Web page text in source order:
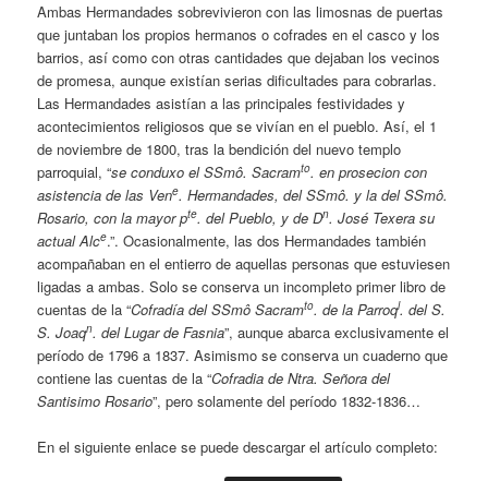
Ambas Hermandades sobrevivieron con las limosnas de puertas
que juntaban los propios hermanos o cofrades en el casco y los
barrios, así como con otras cantidades que dejaban los vecinos
de promesa, aunque existían serias dificultades para cobrarlas.
Las Hermandades asistían a las principales festividades y
acontecimientos religiosos que se vivían en el pueblo. Así, el 1
de noviembre de 1800, tras la bendición del nuevo templo
parroquial, “se conduxo el SSmô. Sacramto. en prosecion con
asistencia de las Vene. Hermandades, del SSmô. y la del SSmô.
Rosario, con la mayor pte. del Pueblo, y de Dn. José Texera su
actual Alce.”. Ocasionalmente, las dos Hermandades también
acompañaban en el entierro de aquellas personas que estuviesen
ligadas a ambas. Solo se conserva un incompleto primer libro de
cuentas de la “Cofradía del SSmô Sacramto. de la Parroql. del S.
S. Joaqn. del Lugar de Fasnia”, aunque abarca exclusivamente el
período de 1796 a 1837. Asimismo se conserva un cuaderno que
contiene las cuentas de la “Cofradia de Ntra. Señora del
Santisimo Rosario”, pero solamente del período 1832-1836…
En el siguiente enlace se puede descargar el artículo completo: